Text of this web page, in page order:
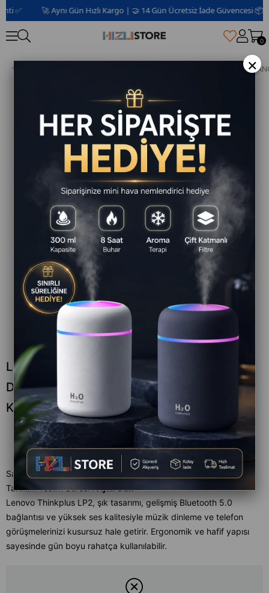
🚀 Aynı Gün Hızlı Kargo | 🤝 14 Gün Ücretsiz İade Güvencesi 📦 | 2
0
LP2 TWS Bluetooth 5.0 Kablosuz Kulaklık
Dokunmatik, ANC, Surround Ses, IPX7,
Kablosuz, Mikrofonlu
Satıcı
HZL STORE
Tahmini Teslim Süresi : Aynı Gün
Lenovo Thinkplus LP2, şık tasarımı, gelişmiş Bluetooth 5.0
bağlantısı ve yüksek ses kalitesiyle müzik dinleme ve telefon
görüşmelerinizi kusursuz hale getirir. Ergonomik ve hafif yapısı
sayesinde gün boyu rahatça kullanılabilir.
×